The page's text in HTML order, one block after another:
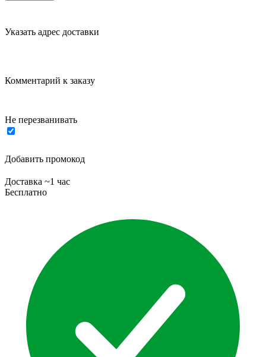
Указать адрес доставки
Комментарий к заказу
Не перезванивать
Добавить промокод
Доставка ~1 час
Бесплатно